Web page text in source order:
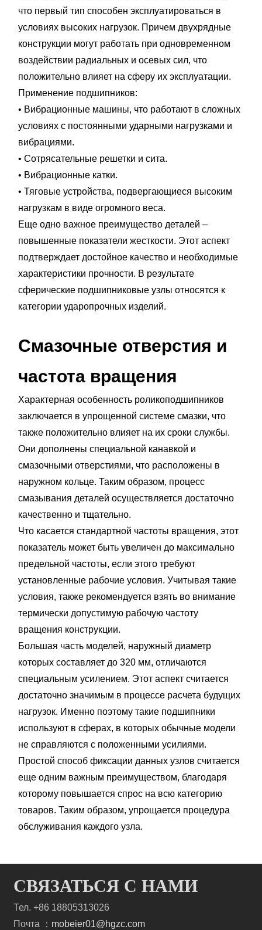
что первый тип способен эксплуатироваться в
условиях высоких нагрузок. Причем двухрядные
конструкции могут работать при одновременном
воздействии радиальных и осевых сил, что
положительно влияет на сферу их эксплуатации.
Применение подшипников:
• Вибрационные машины, что работают в сложных
условиях с постоянными ударными нагрузками и
вибрациями.
• Сотрясательные решетки и сита.
• Вибрационные катки.
• Тяговые устройства, подвергающиеся высоким
нагрузкам в виде огромного веса.
Еще одно важное преимущество деталей –
повышенные показатели жесткости. Этот аспект
подтверждает достойное качество и необходимые
характеристики прочности. В результате
сферические подшипниковые узлы относятся к
категории ударопрочных изделий.
Смазочные отверстия и
частота вращения
Характерная особенность роликоподшипников
заключается в упрощенной системе смазки, что
также положительно влияет на их сроки службы.
Они дополнены специальной канавкой и
смазочными отверстиями, что расположены в
наружном кольце. Таким образом, процесс
смазывания деталей осуществляется достаточно
качественно и тщательно.
Что касается стандартной частоты вращения, этот
показатель может быть увеличен до максимально
предельной частоты, если этого требуют
установленные рабочие условия. Учитывая такие
условия, также рекомендуется взять во внимание
термически допустимую рабочую частоту
вращения конструкции.
Большая часть моделей, наружный диаметр
которых составляет до 320 мм, отличаются
специальным усилением. Этот аспект считается
достаточно значимым в процессе расчета будущих
нагрузок. Именно поэтому такие подшипники
используют в сферах, в которых обычные модели
не справляются с положенными усилиями.
Простой способ фиксации данных узлов считается
еще одним важным преимуществом, благодаря
которому повышается спрос на всю категорию
товаров. Таким образом, упрощается процедура
обслуживания каждого узла.
СВЯЗАТЬСЯ С НАМИ
Тел. +86 18805313026
Почта ： mobeier01@hgzc.com